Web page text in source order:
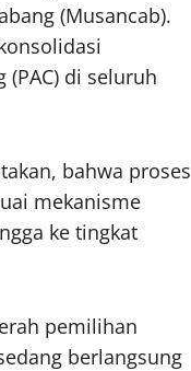
(Musancab).
di seluruh
bahwa proses
mekanisme
ke tingkat
pemilihan
berlangsung